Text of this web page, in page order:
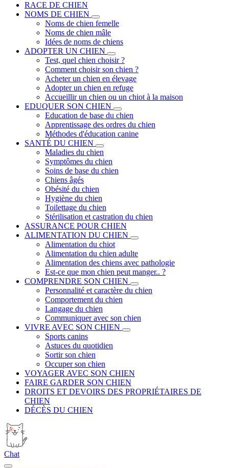
RACE DE CHIEN
NOMS DE CHIEN
Noms de chien femelle
Noms de chien mâle
Idées de noms de chiens
ADOPTER UN CHIEN
Test, quel chien choisir ?
Comment choisir son chien ?
Acheter un chien en élevage
Adopter un chien en refuge
Accueillir un chien ou un chiot à la maison
EDUQUER SON CHIEN
Education de base du chien
Apprentissage des ordres du chien
Méthodes d'éducation canine
SANTÉ DU CHIEN
Maladies du chien
Symptômes du chien
Soins de base du chien
Chiens âgés
Obésité du chien
Hygiène du chien
Toilettage du chien
Stérilisation et castration du chien
ASSURANCE POUR CHIEN
ALIMENTATION DU CHIEN
Alimentation du chiot
Alimentation du chien adulte
Alimentation des chiens avec pathologie
Est-ce que mon chien peut manger.. ?
COMPRENDRE SON CHIEN
Personnalité et caractère du chien
Comportement du chien
Langage du chien
Communiquer avec son chien
VIVRE AVEC SON CHIEN
Sports canins
Astuces du quotidien
Sortir son chien
Occuper son chien
VOYAGER AVEC SON CHIEN
FAIRE GARDER SON CHIEN
DROITS ET DEVOIRS DES PROPRIÉTAIRES DE
CHIEN
DÉCÈS DU CHIEN
Chat